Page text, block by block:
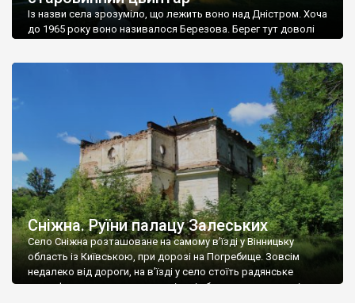
Із назви села зрозуміло, що лежить воно над Дністром. Хоча
до 1965 року воно називалося Березова. Берег тут доволі
Наддністрянське відрізняється від більшості навколишніх
сіл. У селі є мурована Михайлівська церква. Точної дати […]
Сніжна. Руїни палацу Залеських
Село Сніжна розташоване на самому в’їзді у Вінницьку
область із Київською, при дорозі на Погребище. Зовсім
недалеко від дороги, на в’їзді у село стоїть радянське
рельєфне пано, яке показує жінку і яблуню, а трохи далі, десь